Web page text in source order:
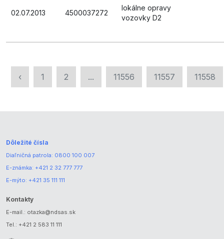
02.07.2013 4500037272
lokálne opravy
vozovky D2
‹ 1 2 ... 11556 11557 11558
Dôležité čísla
Diaľničná patrola: 0800 100 007
E-známka: +421 2 32 777 777
E-mýto: +421 35 111 111
Kontakty
E-mail.: otazka@ndsas.sk
Tel.: +421 2 583 11 111